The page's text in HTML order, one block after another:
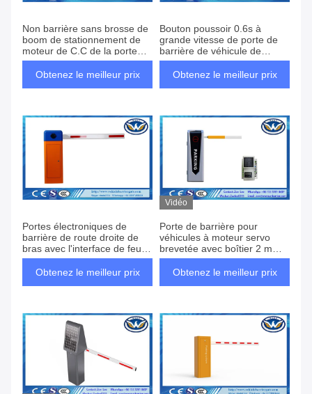
Non barrière sans brosse de
boom de stationnement de
moteur de C.C de la porte
24V de barrière de véhicule
de ressort
Obtenez le meilleur prix
Bouton poussoir 0.6s à
grande vitesse de porte de
barrière de véhicule de
contrôle d'accès de
stationnement
Obtenez le meilleur prix
Portes électroniques de
barrière de route droite de
bras avec l'interface de feu
de signalisation
Obtenez le meilleur prix
Vidéo
Porte de barrière pour
véhicules à moteur servo
brevetée avec boîtier 2 mm
et LED
Obtenez le meilleur prix